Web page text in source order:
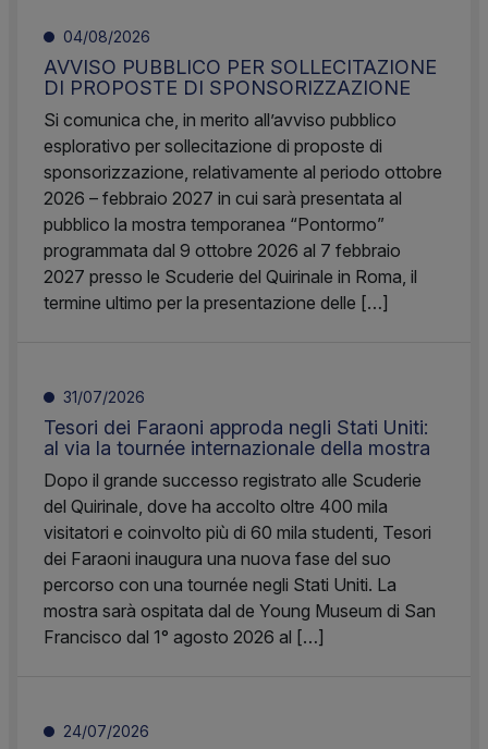
04/08/2026
AVVISO PUBBLICO PER SOLLECITAZIONE
DI PROPOSTE DI SPONSORIZZAZIONE
Si comunica che, in merito all’avviso pubblico
esplorativo per sollecitazione di proposte di
sponsorizzazione, relativamente al periodo ottobre
2026 – febbraio 2027 in cui sarà presentata al
pubblico la mostra temporanea “Pontormo”
programmata dal 9 ottobre 2026 al 7 febbraio
2027 presso le Scuderie del Quirinale in Roma, il
termine ultimo per la presentazione delle […]
31/07/2026
Tesori dei Faraoni approda negli Stati Uniti:
al via la tournée internazionale della mostra
Dopo il grande successo registrato alle Scuderie
del Quirinale, dove ha accolto oltre 400 mila
visitatori e coinvolto più di 60 mila studenti, Tesori
dei Faraoni inaugura una nuova fase del suo
percorso con una tournée negli Stati Uniti. La
mostra sarà ospitata dal de Young Museum di San
Francisco dal 1° agosto 2026 al […]
24/07/2026